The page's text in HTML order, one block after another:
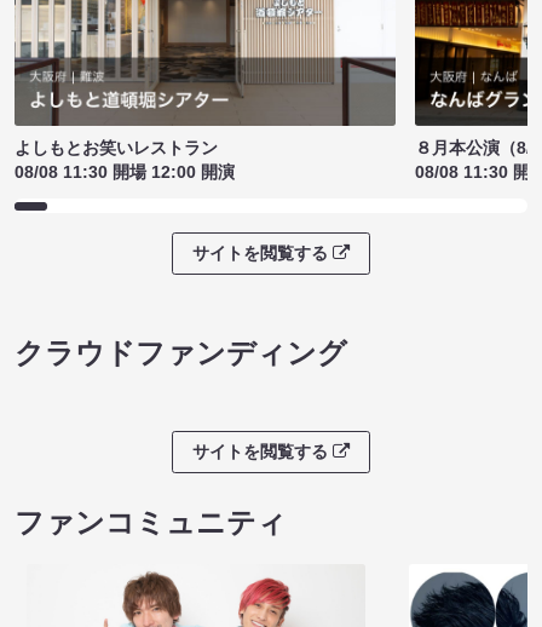
よしもとお笑いレストラン
08/08 11:30 開場 12:00 開演
８月本公演（8/
08/08 11:30 開
サイトを閲覧する
クラウドファンディング
サイトを閲覧する
ファンコミュニティ